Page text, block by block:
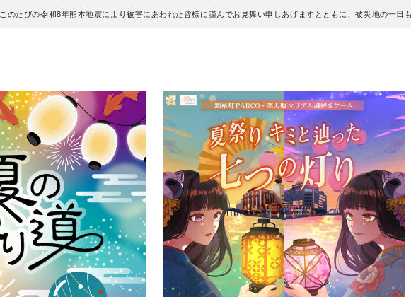
このたびの令和8年熊本地震により被害にあわれた皆様に謹んでお見舞い申しあげますとともに、被災地の一日